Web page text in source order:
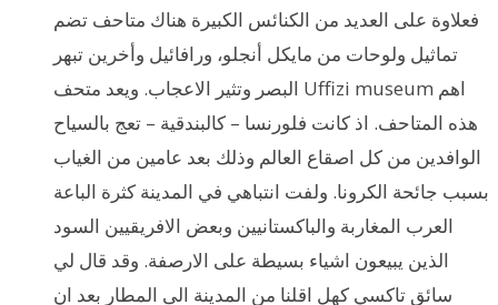
فعلاوة على العديد من الكنائس الكبيرة هناك متاحف تضم
تماثيل ولوحات من مايكل أنجلو، ورافائيل وأخرين تبهر
البصر وتثير الاعجاب. ويعد متحف Uffizi museum اهم
هذه المتاحف. اذ كانت فلورنسا – كالبندقية – تعج بالسياح
الوافدين من كل اصقاع العالم وذلك بعد عامين من الغياب
بسبب جائحة الكرونا. ولفت انتباهي في المدينة كثرة الباعة
العرب المغاربة والباكستانيين وبعض الافريقيين السود
الذين يبيعون اشياء بسيطة على الارصفة. وقد قال لي
سائق تاكسي كهل اقلنا من المدينة الى المطار بعد ان